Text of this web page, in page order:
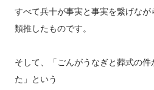
すべて兵十が事実と事実を繋げな
類推したものです。
そして、「ごんがうなぎと葬式の
た」という